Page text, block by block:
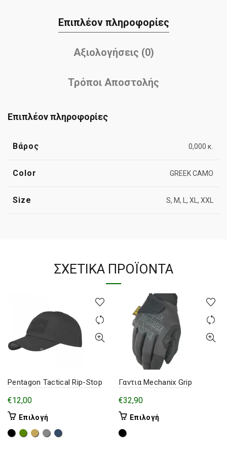
Επιπλέον πληροφορίες
Αξιολογήσεις (0)
Τρόποι Αποστολής
Επιπλέον πληροφορίες
Βάρος 0,000 κ.
Color GREEK CAMO
Size S, M, L, XL, XXL
ΣΧΕΤΙΚΆ ΠΡΟΪΌΝΤΑ
Pentagon Tactical Rip-Stop
€12,00
Επιλογή
το
προϊόν
Γαντια Mechanix Grip
€32,90
Επιλογή